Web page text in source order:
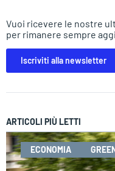
Vuoi ricevere le nostre
per rimanere sempre
Iscriviti alla newsletter
ARTICOLI PIÙ LETTI
ECONOMIA